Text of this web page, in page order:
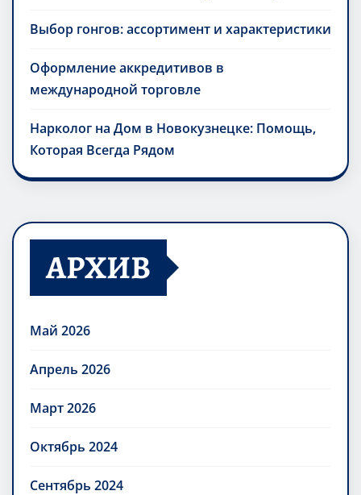
Выбор гонгов: ассортимент и характеристики
Оформление аккредитивов в
международной торговле
Нарколог на Дом в Новокузнецке: Помощь,
Которая Всегда Рядом
АРХИВ
Май 2026
Апрель 2026
Март 2026
Октябрь 2024
Сентябрь 2024